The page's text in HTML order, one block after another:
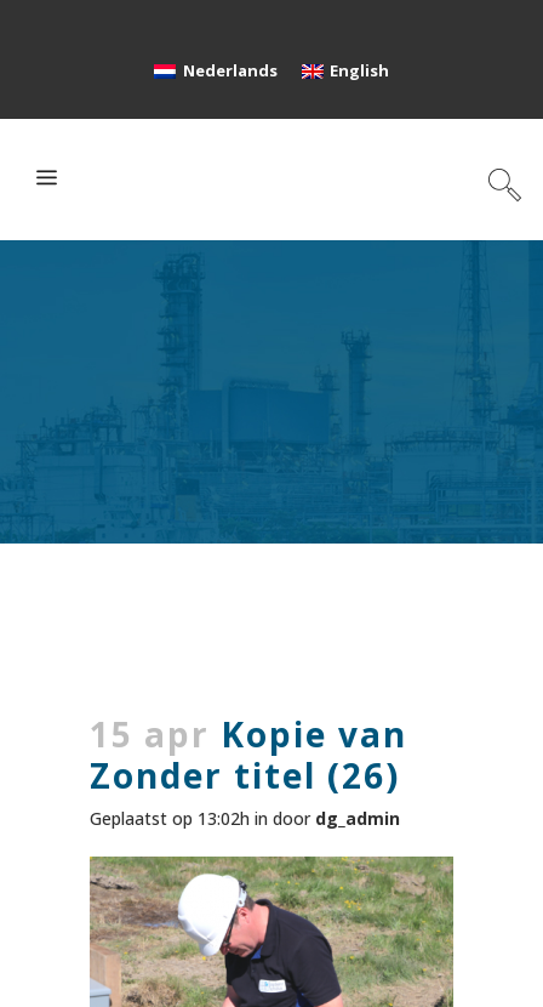
Nederlands English
15 apr Kopie van
Zonder titel (26)
Geplaatst op 13:02h in door dg_admin